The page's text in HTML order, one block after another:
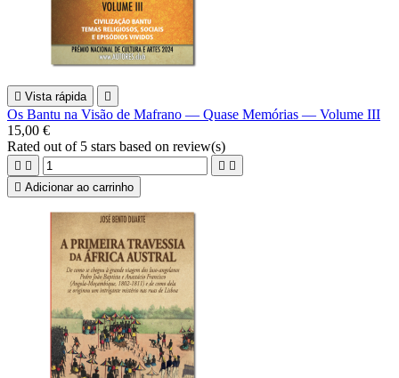
 Vista rápida 
Os Bantu na Visão de Mafrano — Quase Memórias — Volume III
15,00 €
Rated out of 5 stars based on review(s)
   
 Adicionar ao carrinho